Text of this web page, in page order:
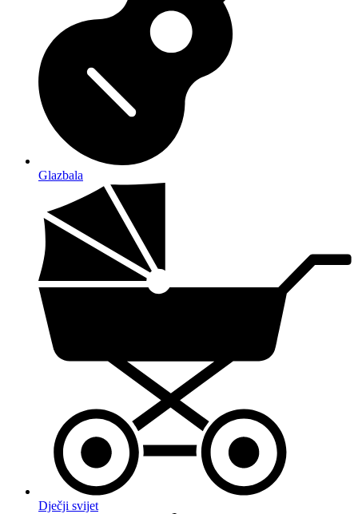
Glazbala
Dječji svijet